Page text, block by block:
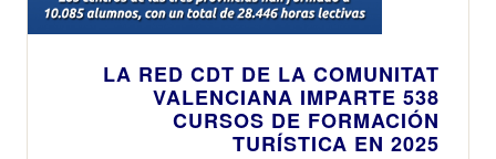
LA RED CDT DE LA COMUNITAT
VALENCIANA IMPARTE 538
CURSOS DE FORMACIÓN
TURÍSTICA EN 2025